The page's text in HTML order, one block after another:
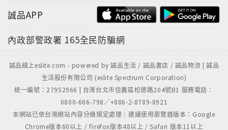
誠品APP
內政部警政署 165全民防騙網
誠品線上eslite.com - powered by 誠品生活 / 誠品書店 / 誠品物流 | 誠品
生活股份有限公司 (eslite Spectrum Corporation)
統一編號：27952966 | 台灣台北市信義區松德路204號B1 服務電話：
0800-666-798／+886-2-8789-8921
本網站已依台灣網站內容分級規定處理｜建議使用瀏覽器版本：Google
Chrome版本60以上 / Firefox版本48以上 / Safari 版本11以上